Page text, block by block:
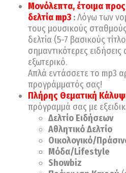
Μονόλεπτα, έτοιμα
δελτία mp3 :Λόγω των
τους μουσικούς
δελτία (5-7 βασικούς
σημαντικότερες
εξωτερικό.
Απλά εντάσσετε το mp3
προγράμματός σας!
Πλήρης Θεματική
πρόγραμμά σας με
Δελτίο Ειδήσεων
Αθλητικό Δελτίο
Οικολογικό/
Μόδα/Lifestyle
Showbiz